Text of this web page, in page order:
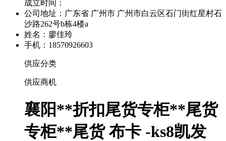
成立时间：
公司地址： 广东省 广州市 广州市白云区石门街红星村石
沙路262号b栋4楼a
姓名：廖佳玲
手机：18570926603
供应分类
供应商机
襄阳**折扣尾货专柜**尾货
专柜**尾货 布卡 -ks8凯发